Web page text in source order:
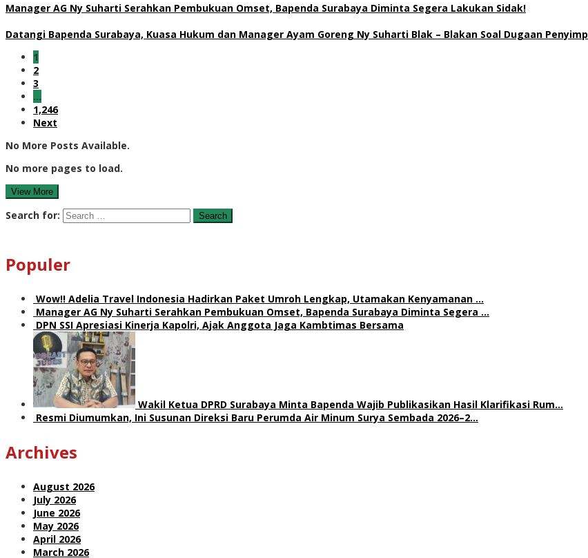
Manager AG Ny Suharti Serahkan Pembukuan Omset, Bapenda Surabaya Diminta Segera Lakukan Sidak!
Datangi Bapenda Surabaya, Kuasa Hukum dan Manager Ayam Goreng Ny Suharti Blak – Blakan Soal Dugaan
1
2
3
…
1,246
Next
No More Posts Available.
No more pages to load.
View More
Search for:
Populer
Wow!! Adelia Travel Indonesia Hadirkan Paket Umroh Lengkap, Utamakan Kenyamanan …
Manager AG Ny Suharti Serahkan Pembukuan Omset, Bapenda Surabaya Diminta Segera …
DPN SSI Apresiasi Kinerja Kapolri, Ajak Anggota Jaga Kambtimas Bersama
Wakil Ketua DPRD Surabaya Minta Bapenda Wajib Publikasikan Hasil Klarifikasi Rum…
Resmi Diumumkan, Ini Susunan Direksi Baru Perumda Air Minum Surya Sembada 2026–2…
Archives
August 2026
July 2026
June 2026
May 2026
April 2026
March 2026